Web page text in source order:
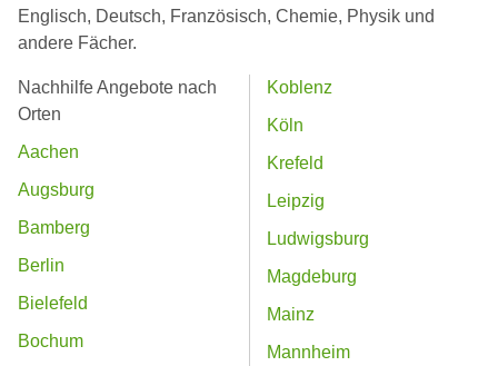
Englisch, Deutsch, Französisch, Chemie, Physik und
andere Fächer.
Nachhilfe Angebote nach
Orten
Aachen
Augsburg
Bamberg
Berlin
Bielefeld
Bochum
Koblenz
Köln
Krefeld
Leipzig
Ludwigsburg
Magdeburg
Mainz
Mannheim